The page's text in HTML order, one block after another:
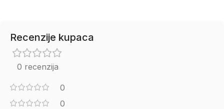
Recenzije kupaca
0 recenzija
0
0